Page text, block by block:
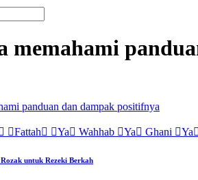
memahami
panduan dan dampak positifnya
untuk Rezeki Berkah